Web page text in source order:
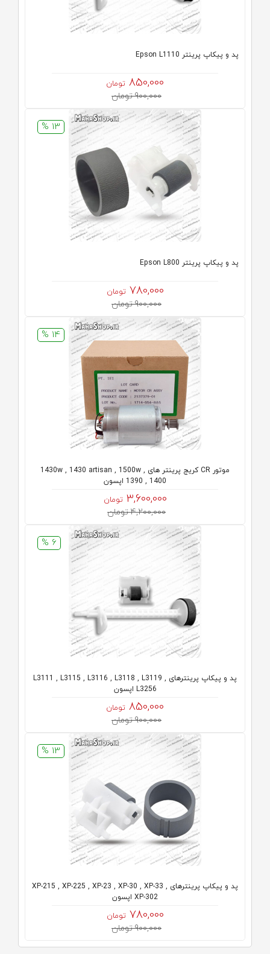
پد و پیکاپ پرینتر Epson L1110
850,000 تومان
900,000 تومان
13 %
پد و پیکاپ پرینتر Epson L800
780,000 تومان
900,000 تومان
14 %
موتور CR کریج پرینتر های 1430w , 1430 artisan , 1500w ,
1390 , 1400 اپسون
3,600,000 تومان
4,200,000 تومان
6 %
پد و پیکاپ پرینترهای L3111 , L3115 , L3116 , L3118 , L3119 ,
L3256 اپسون
850,000 تومان
900,000 تومان
13 %
پد و پیکاپ پرینترهای XP-215 , XP-225 , XP-23 , XP-30 , XP-33 ,
XP-302 اپسون
780,000 تومان
900,000 تومان